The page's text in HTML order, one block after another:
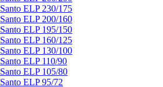
Santo ELP 230/175
Santo ELP 200/160
Santo ELP 195/150
Santo ELP 160/125
Santo ELP 130/100
Santo ELP 110/90
Santo ELP 105/80
Santo ELP 95/72